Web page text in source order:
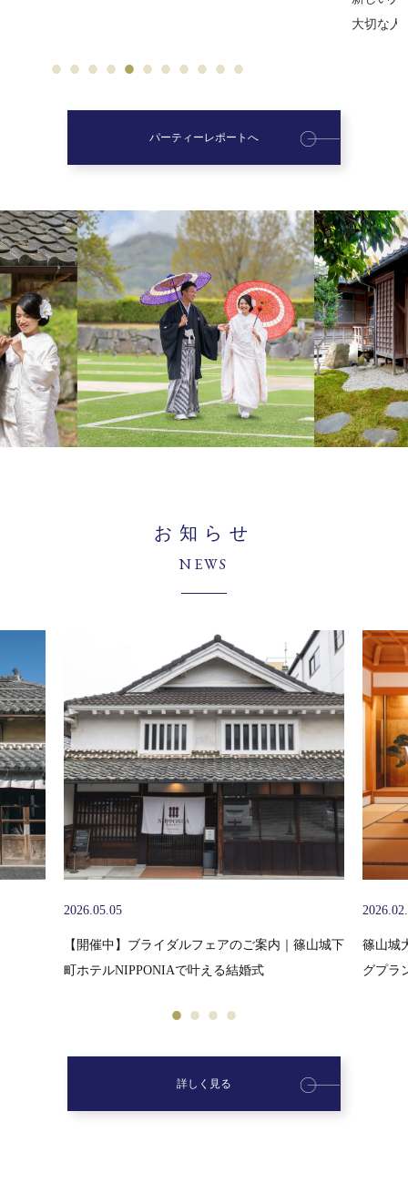
パーティーレポートへ
お知らせ
NEWS
2026.02.10
篠山城大書院挙式「篠山祝言」少人数ウエディン
グプランのご紹介
新年の
詳しく見る